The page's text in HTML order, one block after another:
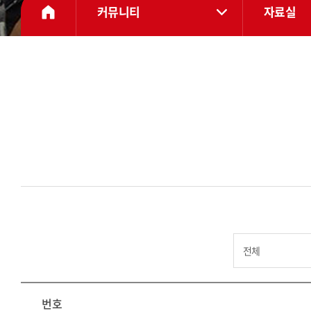
커뮤니티 자료실
번호